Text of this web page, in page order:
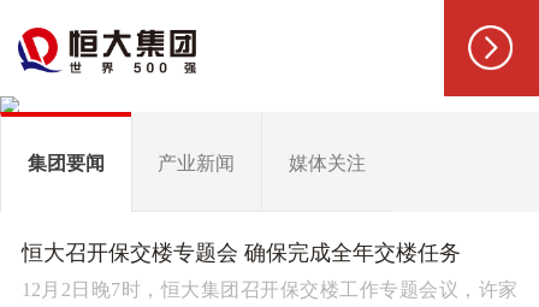
集团要闻 产业新闻 媒体关注
恒大召开保交楼专题会 确保完成全年交楼任务
12月2日晚7时，恒大集团召开保交楼工作专题会议，许家